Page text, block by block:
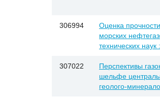
306994
Оценка
морских
технических
307022
Перспективы
шельфе
геолого-